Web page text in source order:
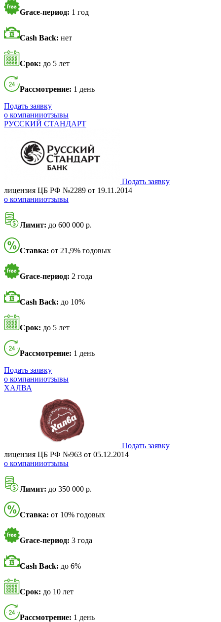
Grace-период: 1 год
Cash Back: нет
Срок: до 5 лет
Рассмотрение: 1 день
Подать заявку
о компанииотзывы
РУССКИЙ СТАНДАРТ
Подать заявку
лицензия ЦБ РФ №2289 от 19.11.2014
о компанииотзывы
Лимит: до 600 000 р.
Ставка: от 21,9% годовых
Grace-период: 2 года
Cash Back: до 10%
Срок: до 5 лет
Рассмотрение: 1 день
Подать заявку
о компанииотзывы
ХАЛВА
Подать заявку
лицензия ЦБ РФ №963 от 05.12.2014
о компанииотзывы
Лимит: до 350 000 р.
Ставка: от 10% годовых
Grace-период: 3 года
Cash Back: до 6%
Срок: до 10 лет
Рассмотрение: 1 день